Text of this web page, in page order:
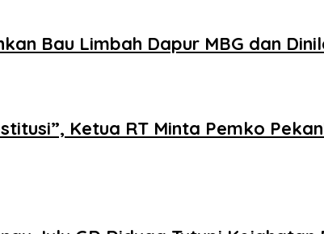
Bau Limbah Dapur MBG dan
Ketua RT Minta Pemko